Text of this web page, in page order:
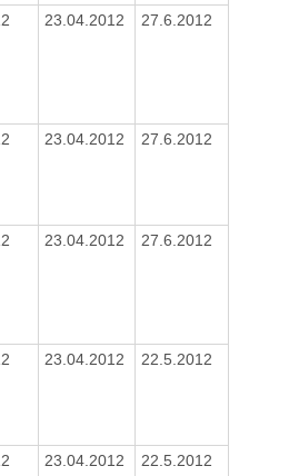
23.04.2012 27.6.2012
23.04.2012 27.6.2012
23.04.2012 27.6.2012
23.04.2012 22.5.2012
23.04.2012 22.5.2012